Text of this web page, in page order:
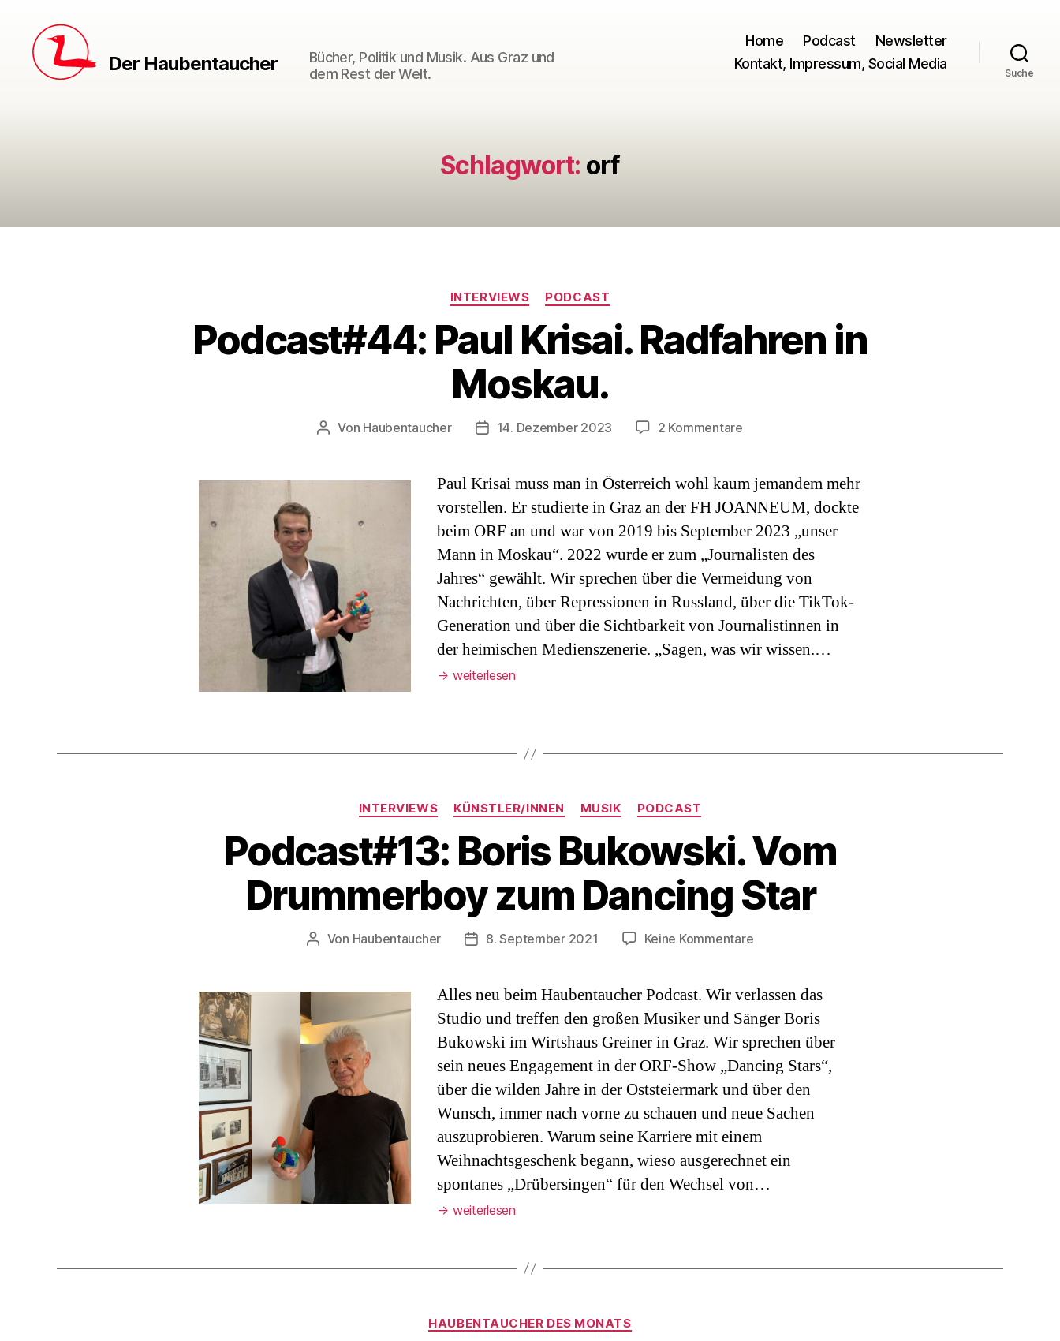
Der Haubentaucher
Bücher, Politik und Musik. Aus Graz und
dem Rest der Welt.
Home Podcast
Newsletter
Kontakt, Impressum, Social Media
Suche
Schlagwort: orf
Kategorien
INTERVIEWS PODCAST
Podcast#44: Paul Krisai. Radfahren in
Moskau.
Beitragsautor
Von Haubentaucher Veröffentlichungsdatum
14. Dezember 2023 2 Kommentarezu
Krisai.
Radfahren
Moskau.
Paul Krisai muss man in Österreich wohl kaum jemandem mehr
vorstellen. Er studierte in Graz an der FH JOANNEUM, dockte
beim ORF an und war von 2019 bis September 2023 „unser
Mann in Moskau“. 2022 wurde er zum „Journalisten des
Jahres“ gewählt. Wir sprechen über die Vermeidung von
Nachrichten, über Repressionen in Russland, über die TikTok-
Generation und über die Sichtbarkeit von Journalistinnen in
der heimischen Medienszenerie. „Sagen, was wir wissen.…
→ weiterlesen
Kategorien
INTERVIEWS KÜNSTLER/INNEN MUSIK PODCAST
Podcast#13: Boris Bukowski. Vom
Drummerboy zum Dancing Star
Beitragsautor
Von Haubentaucher Veröffentlichungsdatum
8. September 2021 Keine Kommentarezu
Bukowski.
Vom
Drummerboy
zum
Dancing
Star
Alles neu beim Haubentaucher Podcast. Wir verlassen das
Studio und treffen den großen Musiker und Sänger Boris
Bukowski im Wirtshaus Greiner in Graz. Wir sprechen über
sein neues Engagement in der ORF-Show „Dancing Stars“,
über die wilden Jahre in der Oststeiermark und über den
Wunsch, immer nach vorne zu schauen und neue Sachen
auszuprobieren. Warum seine Karriere mit einem
Weihnachtsgeschenk begann, wieso ausgerechnet ein
spontanes „Drübersingen“ für den Wechsel von…
→ weiterlesen
Kategorien
HAUBENTAUCHER DES MONATS